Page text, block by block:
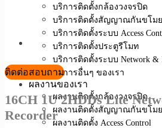
บริการติดตั้งกล้องวงจรปิด
บริการติดตั้งสัญญาณกันขโมย
บริการติดตั้งระบบ Access
บริการติดตั้งประตูรีโมท
บริการติดตั้งระบบ Network &
บริการอื่นๆ ของเรา
ผลงานของเรา
ผลงานติดตั้งกล้องวงจรปิด
ผลงานติดตั้งสัญญาณกันขโมย
ผลงานติดตั้ง Access Control
ติดต่อสอบถาม
16CH 1U 2HDDs Lite
Recorder